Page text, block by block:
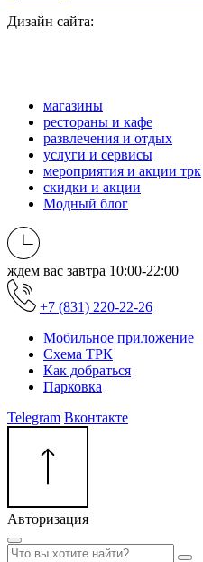
Дизайн сайта:
магазины
рестораны и кафе
развлечения и отдых
услуги и сервисы
мероприятия и акции трк
скидки и акции
Модный блог
ждем вас завтра 10:00-22:00
+7 (831) 220-22-26
Мобильное приложение
Схема ТРК
Как добраться
Парковка
Telegram Вконтакте
Авторизация